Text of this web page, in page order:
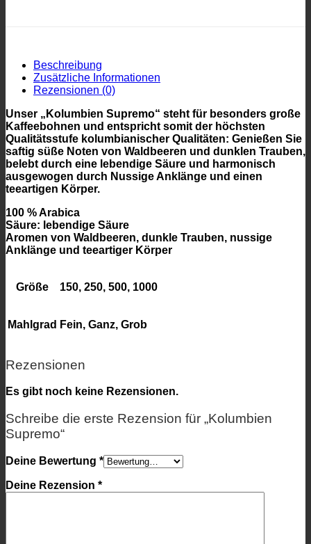
Beschreibung
Zusätzliche Informationen
Rezensionen (0)
Unser „Kolumbien Supremo“ steht für besonders große
Kaffeebohnen und entspricht somit der höchsten
Qualitätsstufe kolumbianischer Qualitäten: Genießen Sie
saftig süße Noten von Waldbeeren und dunklen Trauben,
belebt durch eine lebendige Säure und harmonisch
ausgewogen durch Nussige Anklänge und einen
teeartigen Körper.
100 % Arabica
Säure: lebendige Säure
Aromen von Waldbeeren, dunkle Trauben, nussige
Anklänge und teeartiger Körper
Größe 150, 250, 500, 1000
Mahlgrad Fein, Ganz, Grob
Rezensionen
Es gibt noch keine Rezensionen.
Schreibe die erste Rezension für „Kolumbien
Supremo“
Deine Bewertung *
Deine Rezension *